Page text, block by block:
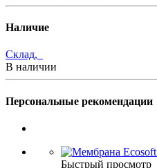
Наличие
Склад,
В наличии
Персональные рекомендации
Быстрый просмотр